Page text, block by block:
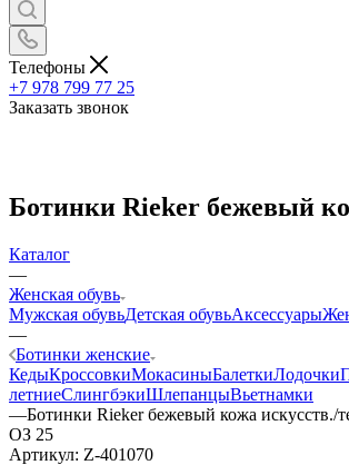
Телефоны
+7 978 799 77 25
Заказать звонок
Ботинки Rieker бежевый
Каталог
—
Женская обувь
Мужская обувьДетская обувьАксессуары
—
Ботинки женские
КедыКроссовкиМокасиныБалеткиЛодочки
летниеСлингбэкиШлепанцыВьетнамки
—Ботинки Rieker бежевый кожа искусств./
ОЗ 25
Артикул: Z-401070